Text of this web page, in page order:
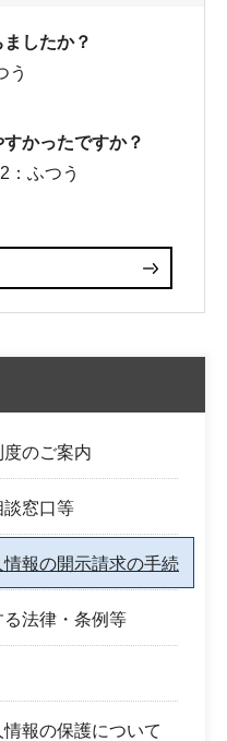
したか？
う
かったですか？
2：ふつう
のご案内
談窓口等
報の開示請求の手続
法律・条例等
報の保護について